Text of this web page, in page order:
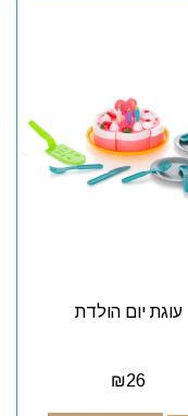
עוגת יום הולדת
₪26